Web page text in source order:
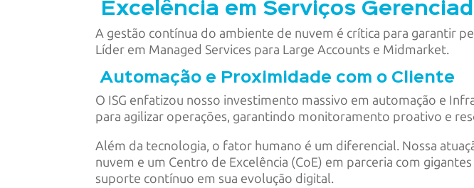
Excelência em Serviços
A gestão contínua do ambiente de nuvem é crítica para garantir
Líder em Managed Services para Large Accounts e Midmarket.
Automação e Proximidade com o Cliente
O ISG enfatizou nosso investimento massivo em automação e
para agilizar operações, garantindo monitoramento proativo e
Além da tecnologia, o fator humano é um diferencial. Nossa
nuvem e um Centro de Excelência (CoE) em parceria com
suporte contínuo em sua evolução digital.